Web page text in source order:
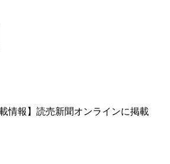
情報】読売新聞オンラインに掲載